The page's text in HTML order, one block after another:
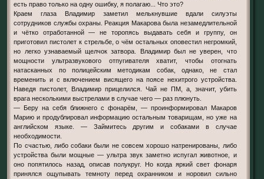
есть право только на одну ошибку, я полагаю... Что это?
Краем глаза Владимир заметил мелькнувшие вдали силуэты
сотрудников службы охраны. Реакция Макарова была незамедлительной
и чётко отработанной — не торопясь выдавать себя и группу, он
приготовил пистолет к стрельбе, о чём остальных оповестил негромкий,
но легко узнаваемый щелчок затвора. Владимир был не уверен, что
мощности ультразвукового отпугивателя хватит, чтобы отогнать
натасканных по полицейским методикам собак, однако, не стал
временить и с включением висящего на поясе нехитрого устройства.
Наведя пистолет, Владимир прицелился. Чай не ПМ, а, значит, убить
врага несколькими выстрелами в случае чего — раз плюнуть.
— Беру на себя ближнего с фонарём, — проинформировал Макаров
Марию и продублировал информацию остальным товарищам, но уже на
английском языке. — Займитесь другим и собаками в случае
необходимости.
По счастью, либо собаки были не совсем хорошо натренированы, либо
устройства были мощные — ультра звук заметно испугал животное, и
оно попятилось назад, описав полукруг. Но когда яркий свет фонаря
принялся ощупывать темноту перед охранником и норовил сильно